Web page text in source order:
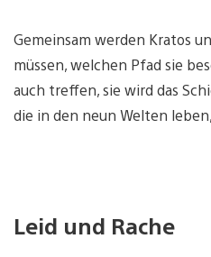
Gemeinsam werden Kratos
müssen, welchen Pfad sie
auch treffen, sie wird das
die in den neun Welten
Leid und Rache